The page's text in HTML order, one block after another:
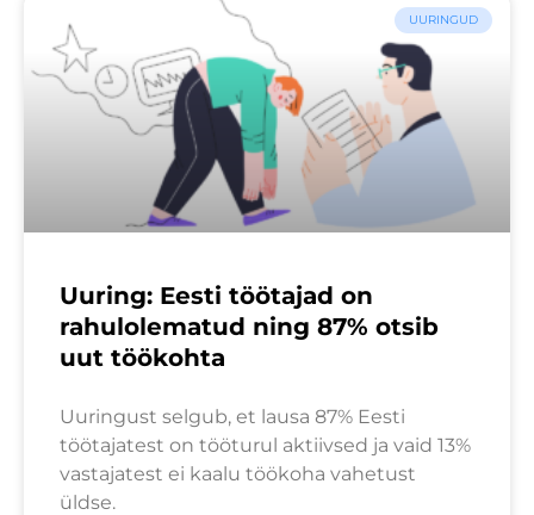
UURINGUD
Uuring: Eesti töötajad on
rahulolematud ning 87% otsib
uut töökohta
Uuringust selgub, et lausa 87% Eesti
töötajatest on tööturul aktiivsed ja vaid 13%
vastajatest ei kaalu töökoha vahetust
üldse.